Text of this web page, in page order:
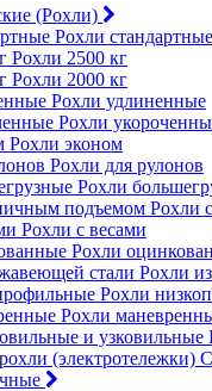
(Рохли)
Рохли стандартные
Рохли 2500 кг
Рохли 2000 кг
Рохли удлиненные
Рохли
Рохли эконом
Рохли для рулонов
Рохли
Рохли
Рохли с весами
Рохли
Рохли
Рохли
Рохли